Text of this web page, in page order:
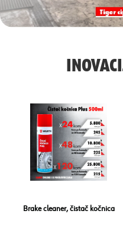
Brake cleaner, čistač kočnica